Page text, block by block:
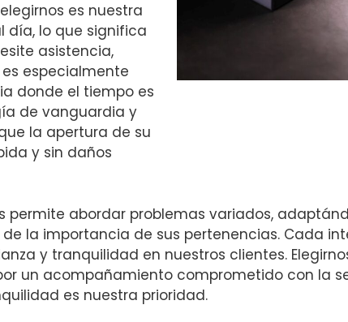
es nuestra
día, lo que significa
asistencia,
especialmente
donde el tiempo es
de vanguardia y
la apertura de su
y sin daños
permite abordar problemas variados,
la importancia de sus pertenencias. Cada
y tranquilidad en nuestros clientes.
un acompañamiento comprometido con la
es nuestra prioridad.